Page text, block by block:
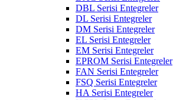
DBL Serisi Entegreler
DL Serisi Entegreler
DM Serisi Entegreler
EL Serisi Entegreler
EM Serisi Entegreler
EPROM Serisi Entegreler
FAN Serisi Entegreler
FSQ Serisi Entegreler
HA Serisi Entegreler